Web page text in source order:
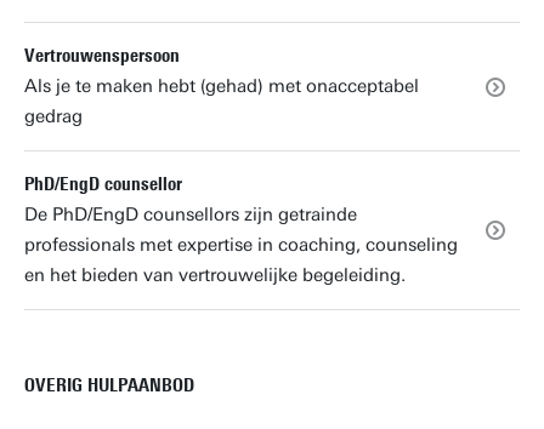
Vertrouwenspersoon
Als je te maken hebt (gehad) met onacceptabel
gedrag
PhD/EngD counsellor
De PhD/EngD counsellors zijn getrainde
professionals met expertise in coaching, counseling
en het bieden van vertrouwelijke begeleiding.
OVERIG HULPAANBOD